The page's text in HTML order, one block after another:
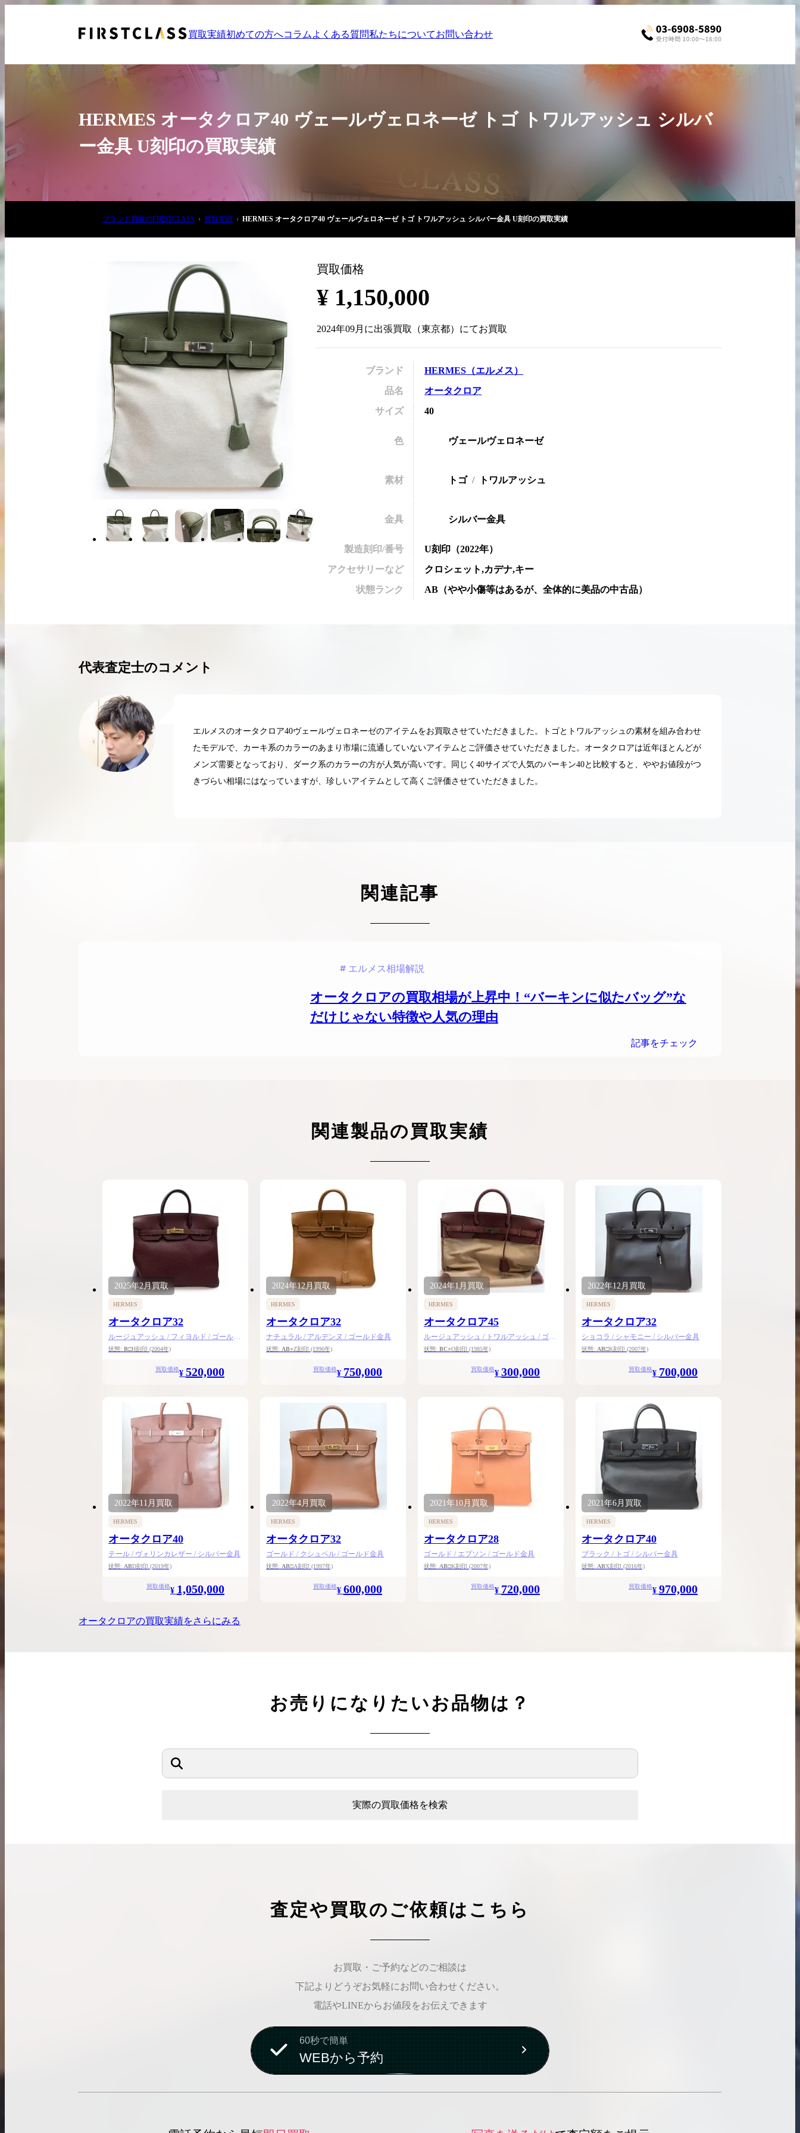
買取実績初めての方へコラム よくある質問私たちについてお問い合わせ
03-6908-5890
出張買取の
お申込み
LINE査定
2025.05.16 2025.05.13
HERMES オータクロア40 ヴェールヴェロネーゼ トゴ トワルアッシュ シルバ
ー金具 U刻印の買取実績
ブランド買取のFIRSTCLASS 買取実績 HERMES オータクロア40 ヴェールヴェロネーゼ トゴ トワルアッシュ シルバー金具 U刻印の買取実績
買取価格
¥ 1,150,000
2024年09月 に出張買取 （東京都）にてお買取
ブランド HERMES （エルメス）
品名
オータクロア
サイズ
40
色 ヴェールヴェロネーゼ
素材 トゴ トワルアッシュ
金具 シルバー金具
製造刻印/番号 U刻印 （2022年）
アクセサリーなど
クロシェット,カデナ,キー
状態ランク
AB （やや小傷等はあるが、全体的に美品の中古品）
代表査定士のコメント
エルメスのオータクロア40ヴェールヴェロネーゼのアイテムをお買取させていただきました。トゴとトワルアッシュの素材を組み合わせ
たモデルで、カーキ系のカラーのあまり市場に流通していないアイテムとご評価させていただきました。オータクロアは近年ほとんどが
メンズ需要となっており、ダーク系のカラーの方が人気が高いです。同じく40サイズで人気のバーキン40と比較すると、ややお値段がつ
きづらい相場にはなっていますが、珍しいアイテムとして高くご評価させていただきました。
関連記事
エルメス相場解説
オータクロアの買取相場が上昇中！“バーキンに似たバッグ”な
だけじゃない特徴や人気の理由
記事をチェック
関連製品の買取実績
2025年2月買取
HERMES
オータクロア32
ルージュアッシュ / フィヨルド / ゴールド
金具
状態: B□H刻印 (2004年)
買取価格¥ 520,000
2024年12月買取
HERMES
オータクロア32
ナチュラル / アルデンヌ / ゴールド金具
状態: AB○Z刻印 (1996年)
買取価格¥ 750,000
2024年1月 買取
HERMES
オータクロア45
ルージュアッシュ / トワルアッシュ / ゴー
ルド金具
状態: BC○O刻印 (1985年)
買取価格¥ 300,000
2022年12月 買取
HERMES
オータクロア32
ショコラ / シャモニー / シルバー金具
状態: AB□K刻印 (2007年)
買取価格¥ 700,000
2022年11月 買取
HERMES
オータクロア40
テール / ヴォリンカレザー / シルバー金具
状態: ABD刻印 (2019年)
買取価格¥ 1,050,000
2022年4月 買取
HERMES
オータクロア32
ゴールド / クシュベル / ゴールド金具
状態: AB□A刻印 (1997年)
買取価格¥ 600,000
2021年10月買取
HERMES
オータクロア28
ゴールド / エプソン / ゴールド金具
状態: AB□K刻印 (2007年)
買取価格¥ 720,000
2021年6月 買取
HERMES
オータクロア40
ブラック / トゴ / シルバー金具
状態: ABX刻印 (2016年)
買取価格¥ 970,000
オータクロアの買取実績をさらにみる
お売りになりたいお品物は？
実際の買取価格を検索
査定や買取のご依頼はこちら
お買取・ご予約などのご相談は
下記よりどうぞお気軽にお問い合わせください。
電話やLINEからお値段をお伝えできます
60秒で簡単
WEBから予約